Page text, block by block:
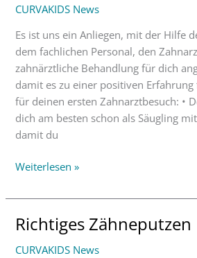
CURVAKIDS News
Es ist uns ein Anliegen, mit der Hilfe
dem fachlichen Personal, den
zahnärztliche Behandlung für dich
damit es zu einer positiven
für deinen ersten Zahnarztbesuch: •
dich am besten schon als Säugling
damit du
Zahnarztbesuch
Weiterlesen »
Richtiges Zähneputzen
CURVAKIDS News
Richtiges
Zähneputzen